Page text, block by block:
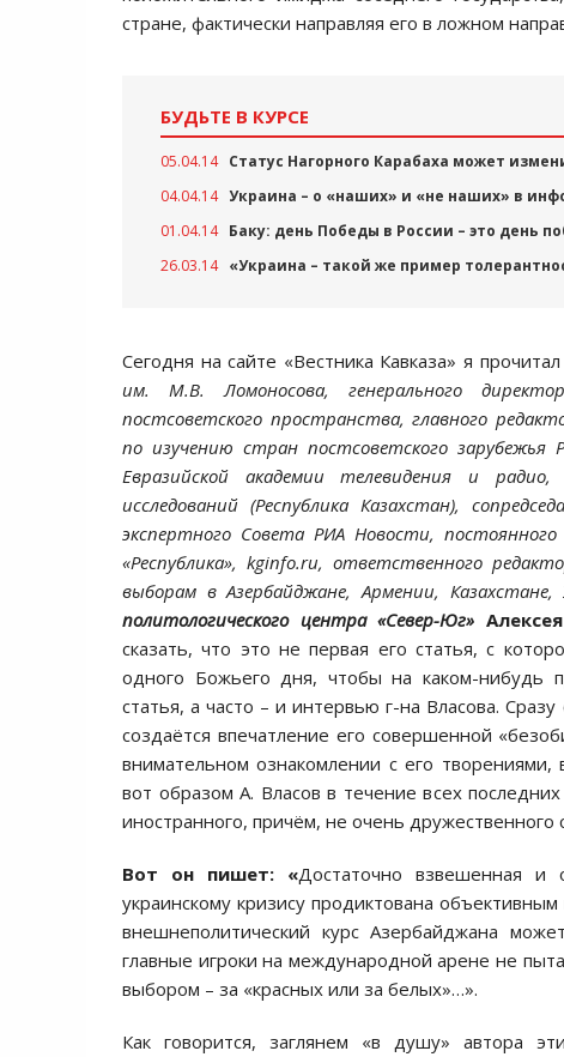
стране, фактически направляя его в ложном
БУДЬТЕ В КУРСЕ
05.04.14 Статус Нагорного Карабаха может
04.04.14 Украина – о «наших» и «не наших» в
01.04.14 Баку: день Победы в России – это день
26.03.14 «Украина – такой же пример
Сегодня на сайте «Вестника Кавказа» я
им. М.В. Ломоносова,
генерального
постсоветского пространства, главного
по изучению стран постсоветского зарубежья
Евразийской академии телевидения и
исследований (Республика Казахстан),
экспертного Совета РИА Новости,
«Республика»,kginfo.ru, ответственного
выборам в Азербайджане, Армении, Казахстане,
политологического центра «Север-Юг»
сказать, что это не первая его статья, с
одного Божьего дня, чтобы на каком-нибудь
статья, а часто – и интервью г-на Власова.
создаётся впечатление его совершенной
внимательном ознакомлении с его
вот образом А. Власов в течение всех
иностранного, причём, не очень дружественного
Вот он пишет: «Достаточно взвешенная и
украинскому кризису продиктована
внешнеполитический курс Азербайджана
главные игроки на международной арене не
выбором – за «красных или за белых»…».
Как говорится, заглянем «в душу» автора